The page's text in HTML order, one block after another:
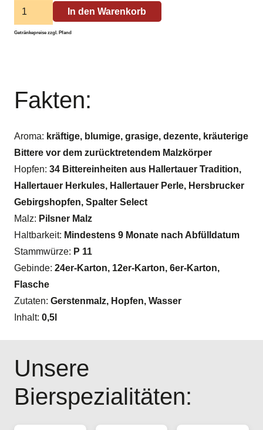
Eucharius
Pils
In den Warenkorb
Getränkepreise zzgl. Pfand
Fakten:
Aroma: kräftige, blumige, grasige, dezente, kräuterige
Bittere vor dem zurücktretendem Malzkörper
Hopfen: 34 Bittereinheiten aus Hallertauer Tradition,
Hallertauer Herkules, Hallertauer Perle, Hersbrucker
Gebirgshopfen, Spalter Select
Malz: Pilsner Malz
Haltbarkeit: Mindestens 9 Monate nach Abfülldatum
Stammwürze: P 11
Gebinde: 24er-Karton, 12er-Karton, 6er-Karton,
Flasche
Zutaten: Gerstenmalz, Hopfen, Wasser
Inhalt: 0,5l
Unsere
Bierspezialitäten: